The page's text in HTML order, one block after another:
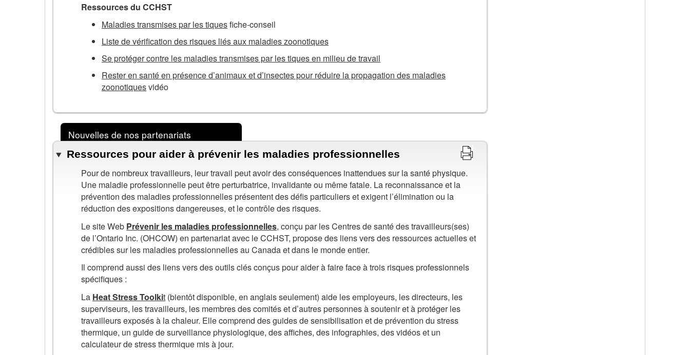
Ressources du CCHST
Maladies transmises par les tiquesfiche-conseil
Liste de vérification des risques liés aux maladies zoonotiques
Se protéger contre les maladies transmises par les tiques en milieu de travail
Rester en santé en présence d’animaux et d’insectes pour réduire la propagation des maladies
zoonotiquesvidéo
Nouvelles de nos partenariats
Ressources pour aider à prévenir les maladies professionnelles
Pour de nombreux travailleurs, leur travail peut avoir des conséquences inattendues sur la santé physique.
Une maladie professionnelle peut être perturbatrice, invalidante ou même fatale. La reconnaissance et la
prévention des maladies professionnelles présentent des défis particuliers et exigent l’élimination ou la
réduction des expositions dangereuses, et le contrôle des risques.
Le site Web Prévenir les maladies professionnelles, conçu par les Centres de santé des travailleurs(ses)
de l’Ontario Inc. (OHCOW) en partenariat avec le CCHST, propose des liens vers des ressources actuelles et
crédibles sur les maladies professionnelles au Canada et dans le monde entier.
Il comprend aussi des liens vers des outils clés conçus pour aider à faire face à trois risques professionnels
spécifiques :
La Heat Stress Toolkit (bientôt disponible, en anglais seulement) aide les employeurs, les directeurs, les
superviseurs, les travailleurs, les membres des comités et d’autres personnes à soutenir et à protéger les
travailleurs exposés à la chaleur. Elle comprend des guides de sensibilisation et de prévention du stress
thermique, un guide de surveillance physiologique, des affiches, des infographies, des vidéos et un
calculateur de stress thermique mis à jour.